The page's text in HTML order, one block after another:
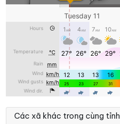
Các xã khác trong cùng tỉnh